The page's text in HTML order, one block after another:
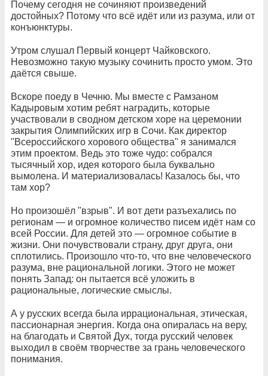
Почему сегодня не сочиняют произведений
достойных? Потому что всё идёт или из разума, или от
конъюнктуры.
Утром слушал Первый концерт Чайковского.
Невозможно такую музыку сочинить просто умом. Это
даётся свыше.
Вскоре поеду в Чечню. Мы вместе с Рамзаном
Кадыровым хотим ребят наградить, которые
участвовали в сводном детском хоре на церемонии
закрытия Олимпийских игр в Сочи. Как директор
"Всероссийского хорового общества" я занимался
этим проектом. Ведь это тоже чудо: собрался
тысячный хор, идея которого была буквально
вымолена. И материализовалась! Казалось бы, что
там хор?
Но произошёл "взрыв". И вот дети разъехались по
регионам — и огромное количество писем идёт нам со
всей России. Для детей это — огромное событие в
жизни. Они почувствовали страну, друг друга, они
сплотились. Произошло что-то, что вне человеческого
разума, вне рациональной логики. Этого не может
понять Запад: он пытается всё уложить в
рациональные, логические смыслы.
А у русских всегда была иррациональная, этическая,
пассионарная энергия. Когда она опиралась на веру,
на благодать и Святой Дух, тогда русский человек
выходил в своём творчестве за грань человеческого
понимания.